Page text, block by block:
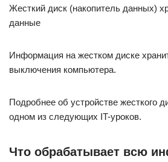
Жесткий диск (накопитель данных)
данные
Информация на жестком диске
выключения компьютера.
Подробнее об устройстве жесткого
одном из следующих IT-уроков.
Что обрабатывает всю